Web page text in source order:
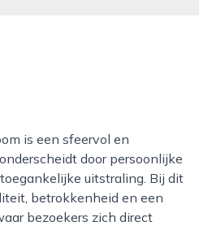
door persoonlijke
uitstraling. Bij dit
betrokkenheid en een
bezoekers zich direct